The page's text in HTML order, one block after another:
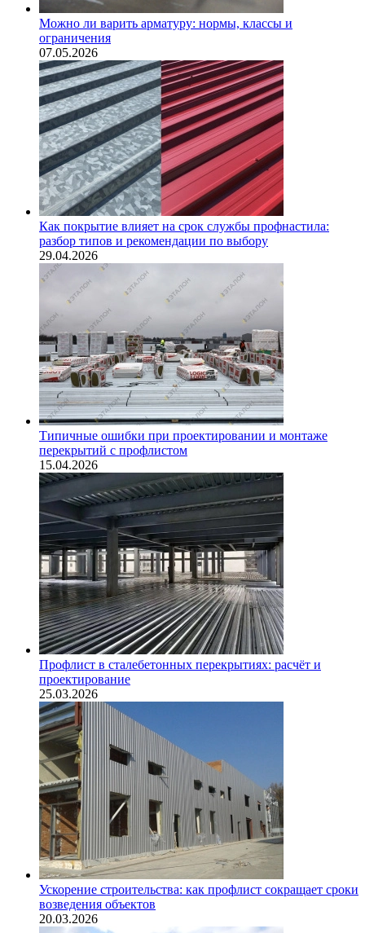
Можно ли варить арматуру: нормы, классы и
ограничения
07.05.2026
Как покрытие влияет на срок службы профнастила:
разбор типов и рекомендации по выбору
29.04.2026
Типичные ошибки при проектировании и монтаже
перекрытий с профлистом
15.04.2026
Профлист в сталебетонных перекрытиях: расчёт и
проектирование
25.03.2026
Ускорение строительства: как профлист сокращает сроки
возведения объектов
20.03.2026